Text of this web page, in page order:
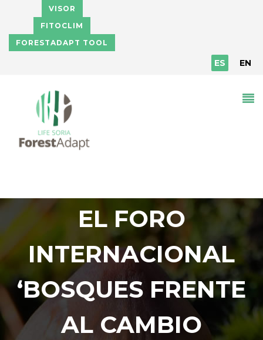
Pasar al contenido principal
VISOR
FITOCLIM
FORESTADAPT TOOL
ES EN
EL FORO
INTERNACIONAL
‘BOSQUES FRENTE
AL CAMBIO